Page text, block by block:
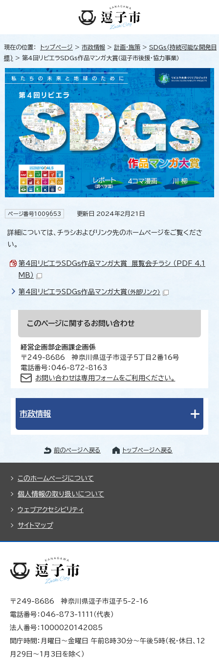
現在の位置： トップページ > 市政情報 > 計画・施策 > SDGs(持続可能な開発目
標) > 第4回リビエラSDGs作品マンガ大賞（逗子市後援・協力事業）
ページ番号1009653 更新日 2024年2月21日
詳細については、チラシおよびリンク先のホームページをご覧くださ
い。
第4回リビエラSDGs作品マンガ大賞 展覧会チラシ （PDF 4.1
MB）
第4回リビエラSDGs作品マンガ大賞（外部リンク）
このページに関する お問い合わせ
経営企画部企画課企画係
〒249-8686 神奈川県逗子市逗子5丁目2番16号
電話番号：046-872-8163
お問い合わせは専用フォームをご利用ください。
市政情報
前のページへ戻る トップページへ戻る
このホームページについて
個人情報の取り扱いについて
ウェブアクセシビリティ
サイトマップ
〒249-8686 神奈川県逗子市逗子5-2-16
電話番号：046-873-1111（代表）
法人番号：1000020142085
開庁時間：月曜日～金曜日 午前8時30分～午後5時（祝・休日、12
月29日～1月3日を除く）